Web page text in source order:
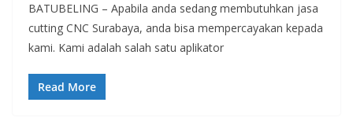
BATUBELING – Apabila anda sedang membutuhkan jasa
cutting CNC Surabaya, anda bisa mempercayakan kepada
kami. Kami adalah salah satu aplikator
Read More